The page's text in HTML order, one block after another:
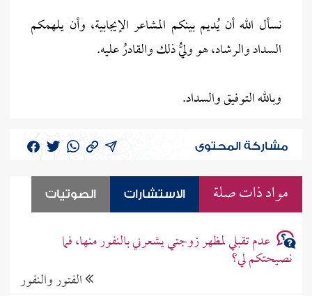
نسأل الله أن يُديم بينكم المشاعر الإيجابية، وأن يلهمكم
السداد والرشاد، هو وليُّ ذلك والقادرُ عليه.
وبالله التوفيق والسداد.
مشاركة المحتوى
مواد ذات صلة الاستشارات الصوتيات
عدم تقبلي لمظهر زوجتي يشعرني بالنفور منها، فما
نصيحتكم لي؟
الفتور والنفور